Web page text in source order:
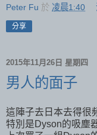
Peter Fu 於 凌晨1:40
分享
2015年11月26日 星期四
男人的面子
這陣子去日本去得很
特別是Dyson的吸塵